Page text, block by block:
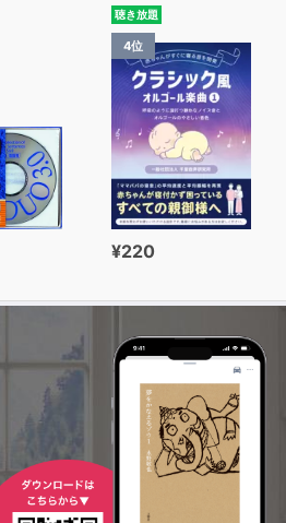
聴き放題
4位
¥220